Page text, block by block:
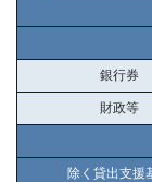
銀行券
財政等
除く貸出支援